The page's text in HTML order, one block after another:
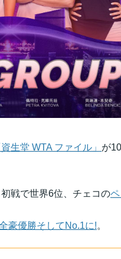
資生堂 WTA ファイル」 が
戦で世界6位、チェコの
豪優勝そしてNo.1に!。